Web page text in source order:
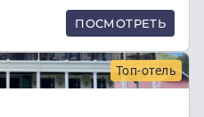
ПОСМОТРЕТЬ
Топ-отель